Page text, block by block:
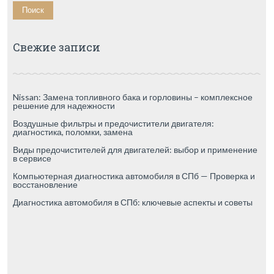
Свежие записи
Nissan: Замена топливного бака и горловины – комплексное
решение для надежности
Воздушные фильтры и предочистители двигателя:
диагностика, поломки, замена
Виды предочистителей для двигателей: выбор и применение
в сервисе
Компьютерная диагностика автомобиля в СПб — Проверка и
восстановление
Диагностика автомобиля в СПб: ключевые аспекты и советы